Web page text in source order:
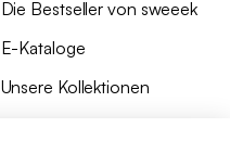
Die Bestseller von sweeek
E-Kataloge
Unsere Kollektionen